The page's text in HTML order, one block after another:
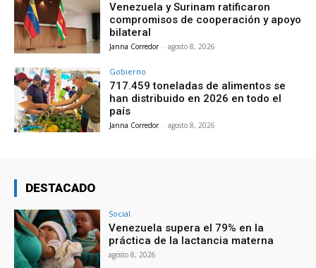
Venezuela y Surinam ratificaron
compromisos de cooperación y apoyo
bilateral
Janna Corredor - agosto 8, 2026
Gobierno
717.459 toneladas de alimentos se
han distribuido en 2026 en todo el
país
Janna Corredor - agosto 8, 2026
DESTACADO
Social
Venezuela supera el 79% en la
práctica de la lactancia materna
agosto 8, 2026